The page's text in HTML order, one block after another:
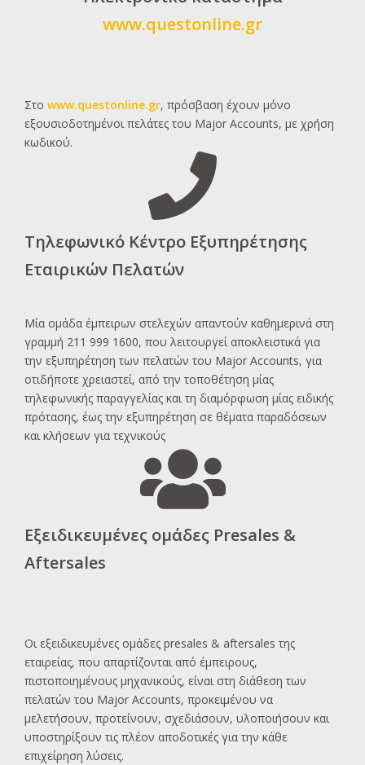
www.questonline.gr
Στο www.questonline.gr, πρόσβαση έχουν μόνο
εξουσιοδοτημένοι πελάτες του Major Accounts, με χρήση
κωδικού.
Τηλεφωνικό Κέντρο Εξυπηρέτησης
Εταιρικών Πελατών
Μία ομάδα έμπειρων στελεχών απαντούν καθημερινά στη
γραμμή 211 999 1600, που λειτουργεί αποκλειστικά για
την εξυπηρέτηση των πελατών του Major Accounts, για
οτιδήποτε χρειαστεί, από την τοποθέτηση μίας
τηλεφωνικής παραγγελίας και τη διαμόρφωση μίας ειδικής
πρότασης, έως την εξυπηρέτηση σε θέματα παραδόσεων
και κλήσεων για τεχνικούς
Εξειδικευμένες ομάδες Presales &
Aftersales
Οι εξειδικευμένες ομάδες presales & aftersales της
εταιρείας, που απαρτίζονται από έμπειρους,
πιστοποιημένους μηχανικούς, είναι στη διάθεση των
πελατών του Major Accounts, προκειμένου να
μελετήσουν, προτείνουν, σχεδιάσουν, υλοποιήσουν και
υποστηρίξουν τις πλέον αποδοτικές για την κάθε
επιχείρηση λύσεις.